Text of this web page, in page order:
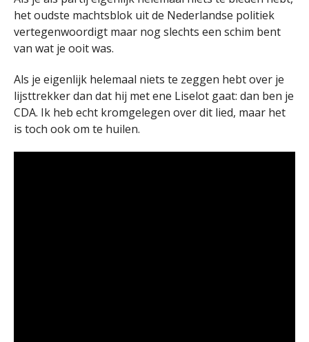
het oudste machtsblok uit de Nederlandse politiek
vertegenwoordigt maar nog slechts een schim bent
van wat je ooit was.
Als je eigenlijk helemaal niets te zeggen hebt over je
lijsttrekker dan dat hij met ene Liselot gaat: dan ben je
CDA. Ik heb echt kromgelegen over dit lied, maar het
is toch ook om te huilen.